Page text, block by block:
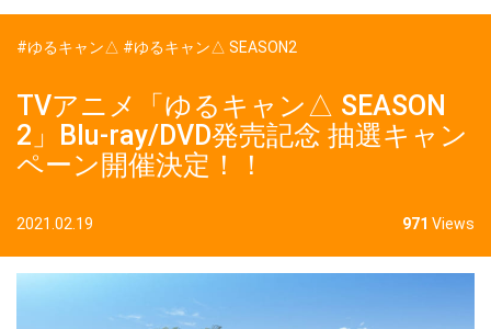
#ゆるキャン△ #ゆるキャン△ SEASON2
TVアニメ「ゆるキャン△ SEASON
2」Blu-ray/DVD発売記念 抽選キャン
ペーン開催決定！！
2021.02.19 971 Views